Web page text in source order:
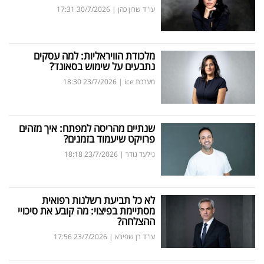
פרסמו
עקבו
אחרינו:
עו"ד שרון כהן |
30/7/2026
17:31
מלכודת הוויראליות: למה עסקים
נתבעים על שימוש בסאונד?
מערכת ice |
23/7/2026
18:30
שנתיים מהריסה למפתח: איך מזהים
פרויקט שיעמוד בזמנים?
גילעד גודר |
23/7/2026
18:18
לא כל תביעת רשלנות רפואית
מסתיימת בפיצוי: מה קובע את סיכויי
ההצלחה?
עו"ד רן שפירא |
23/7/2026
17:56